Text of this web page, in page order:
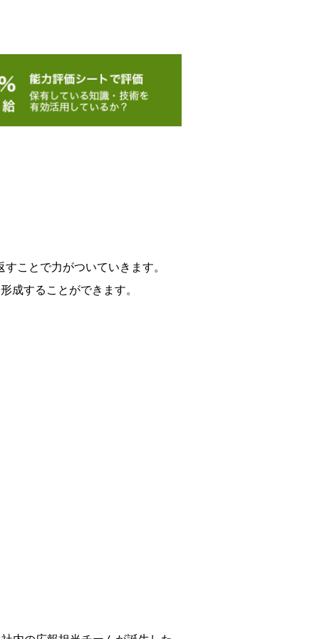
ことで力がついていきます。
成することができます。